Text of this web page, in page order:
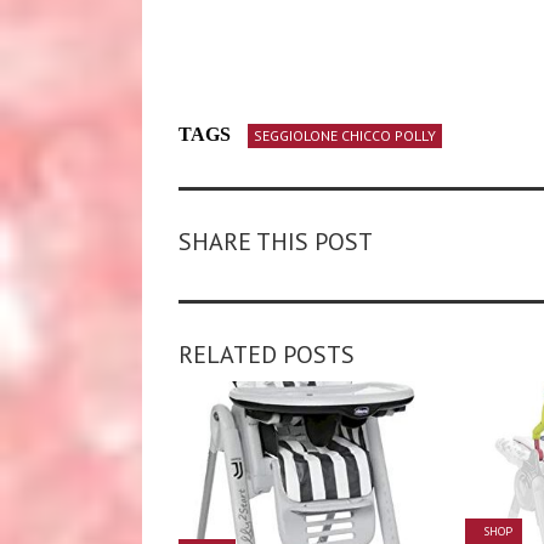
TAGS SEGGIOLONE CHICCO POLLY
SHARE THIS POST
RELATED POSTS
SHOP